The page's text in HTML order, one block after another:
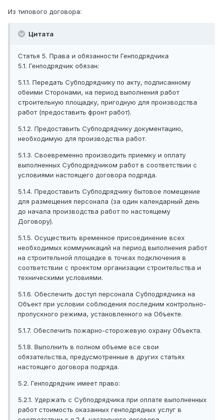
Из типового договора:
Цитата
Статья 5. Права и обязанности Генподрядчика
5.1. Генподрядчик обязан:
5.1.1. Передать Субподрядчику по акту, подписанному
обеими Сторонами, на период выполнения работ
строительную площадку, пригодную для производства
работ (предоставить фронт работ).
5.1.2. Предоставить Субподрядчику документацию,
необходимую для производства работ.
5.1.3. Своевременно производить приемку и оплату
выполненных Субподрядчиком работ в соответствии с
условиями настоящего договора подряда.
5.1.4. Предоставить Субподрядчику бытовое помещение
для размещения персонала (за один календарный день
до начала производства работ по настоящему
Договору).
5.1.5. Осуществить временное присоединение всех
необходимых коммуникаций на период выполнения работ
на строительной площадке в точках подключения в
соответствии с проектом организации строительства и
техническими условиями.
5.1.6. Обеспечить доступ персонала Субподрядчика на
Объект при условии соблюдения последним контрольно-
пропускного режима, установленного на Объекте.
5.1.7. Обеспечить пожарно-сторожевую охрану Объекта.
5.1.8. Выполнить в полном объеме все свои
обязательства, предусмотренные в других статьях
настоящего договора подряда.
5.2. Генподрядчик имеет право:
5.2.1. Удержать с Субподрядчика при оплате выполненных
работ стоимость оказанных генподрядных услуг в